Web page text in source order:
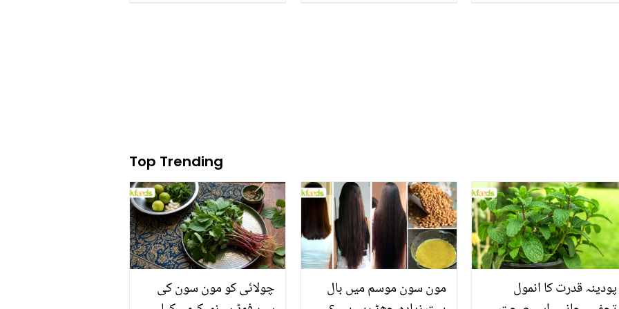
Top Trending
چولائی کو مون سون کی
مون سون موسم میں بال
پودینہ قدرت کا انمول